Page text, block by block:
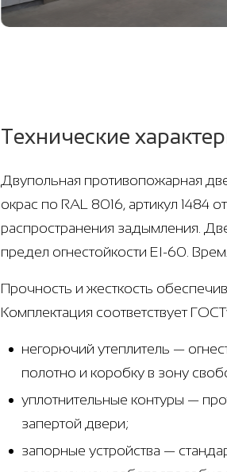
Технические
Двупольная противопожарная
окрас по RAL 8016, артикул 1484
распространения задымления.
предел огнестойкости EI-60.
Прочность и жесткость
Комплектация соответствует
негорючий утеплитель —
полотно и коробку в зону
уплотнительные контуры —
запертой двери;
запорные устройства —